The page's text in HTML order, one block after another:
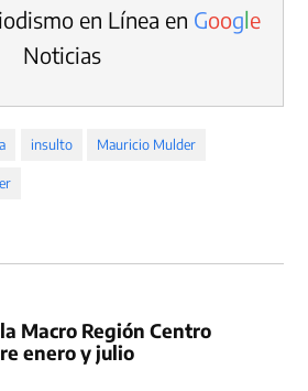
en Línea en Google
Noticias
insulto Mauricio Mulder
Macro Región Centro
enero y julio